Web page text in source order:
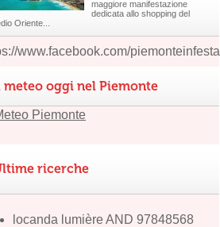
maggiore manifestazione
dedicata allo shopping del
Oriente...
www.facebook.com/piemonteinfesta
meteo oggi nel Piemonte
ricerche
locanda lumière AND 97848568